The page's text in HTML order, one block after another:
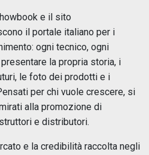
e il sito
il portale italiano per i
ogni tecnico, ogni
la propria storia, i
le foto dei prodotti e i
per chi vuole crescere, si
alla promozione di
e distributori.
e la credibilità raccolta negli